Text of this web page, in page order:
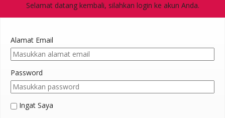
Selamat datang kembali, silahkan login ke akun Anda.
Alamat Email
Password
Ingat Saya